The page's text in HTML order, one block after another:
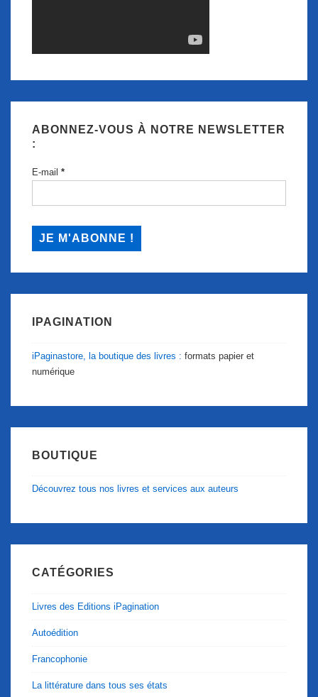
ABONNEZ-VOUS À NOTRE NEWSLETTER
:
E-mail *
IPAGINATION
iPaginastore, la boutique des livres : formats papier et
numérique
BOUTIQUE
Découvrez tous nos livres et services aux auteurs
CATÉGORIES
Livres des Editions iPagination
Autoédition
Francophonie
La littérature dans tous ses états